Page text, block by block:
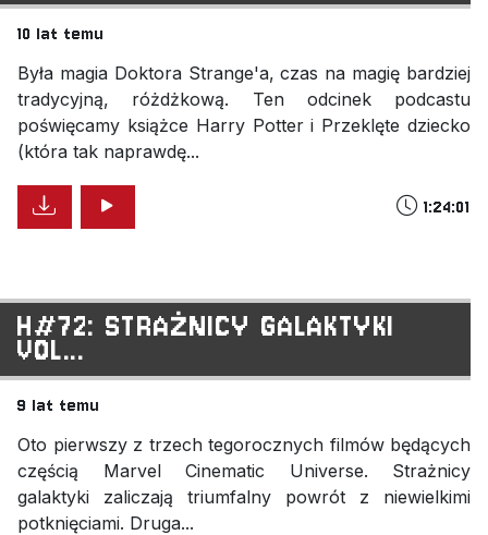
10 lat temu
Była magia Doktora Strange'a, czas na magię bardziej
tradycyjną, różdżkową. Ten odcinek podcastu
poświęcamy książce Harry Potter i Przeklęte dziecko
(która tak naprawdę...
1:24:01
H#72: STRAŻNICY GALAKTYKI
VOL...
9 lat temu
Oto pierwszy z trzech tegorocznych filmów będących
częścią Marvel Cinematic Universe. Strażnicy
galaktyki zaliczają triumfalny powrót z niewielkimi
potknięciami. Druga...